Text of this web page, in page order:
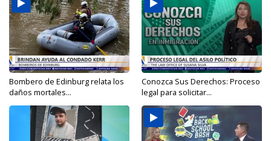
Bombero de Edinburg relata los
daños mortales...
Conozca Sus Derechos: Proceso
legal para solicitar...